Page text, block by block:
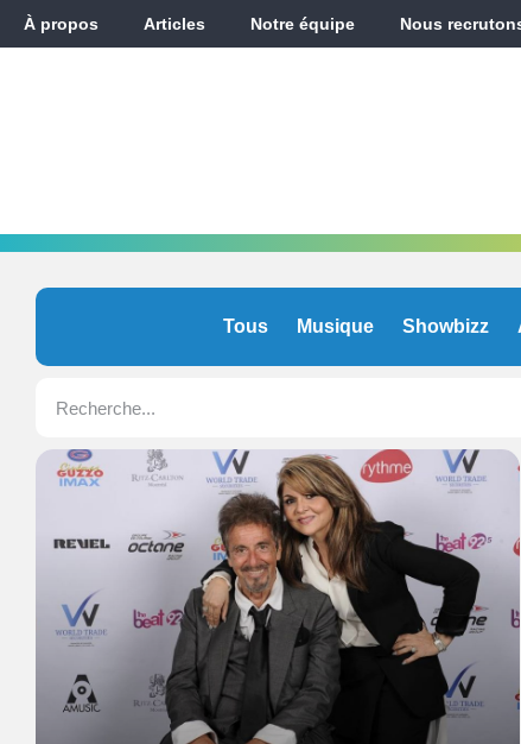
À propos Articles Notre équipe Nous
Tous Musique Showbizz